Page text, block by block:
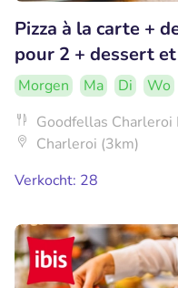
Pizza à la carte +
pour 2 + dessert
Morgen Ma Di Wo
Goodfellas Charleroi
Charleroi (3km)
Verkocht: 28